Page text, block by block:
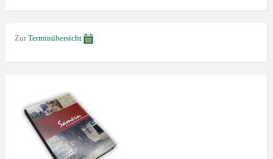
ZurTerminübersicht